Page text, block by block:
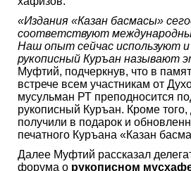
«Издания «Казан басмасы»
соответствуют
Наш опыт сейчас используют
рукописный Куръан называют
Муфтий, подчеркнув, что в
встрече всем участникам от
мусульман РТ преподносится
рукописный Куръан. Кроме
получили в подарок и
печатного Куръана «Казан
Далее Муфтий рассказал
форума о рукописном